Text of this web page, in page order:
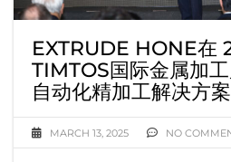
EXTRUDE HONE在
TIMTOS国际金属加
自动化精加工解决方案
MARCH 13, 2025 NO